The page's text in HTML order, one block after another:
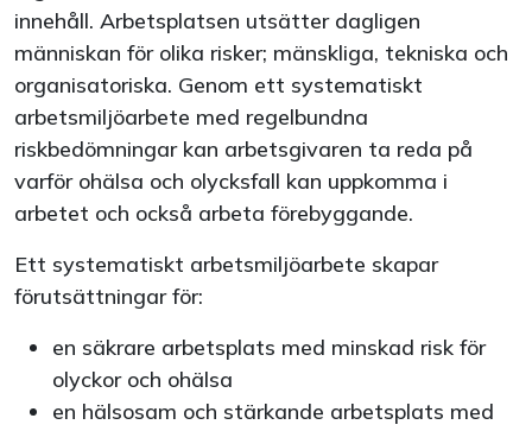
innehåll. Arbetsplatsen utsätter dagligen
människan för olika risker; mänskliga, tekniska och
organisatoriska. Genom ett systematiskt
arbetsmiljöarbete med regelbundna
riskbedömningar kan arbetsgivaren ta reda på
varför ohälsa och olycksfall kan uppkomma i
arbetet och också arbeta förebyggande.
Ett systematiskt arbetsmiljöarbete skapar
förutsättningar för:
en säkrare arbetsplats med minskad risk för
olyckor och ohälsa
en hälsosam och stärkande arbetsplats med